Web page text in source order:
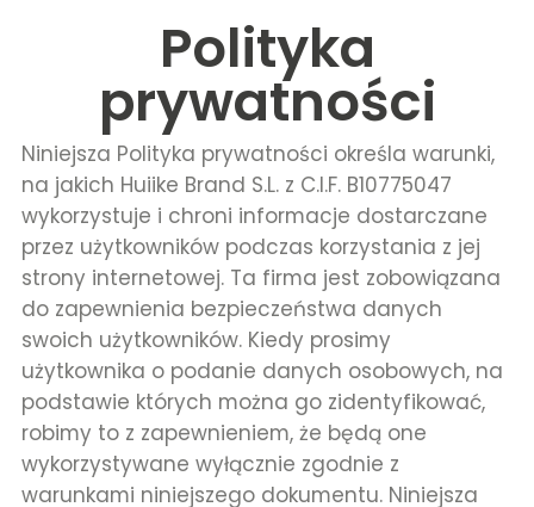
Polityka
prywatności
Niniejsza Polityka prywatności określa warunki,
na jakich Huiike Brand S.L. z C.I.F. B10775047
wykorzystuje i chroni informacje dostarczane
przez użytkowników podczas korzystania z jej
strony internetowej. Ta firma jest zobowiązana
do zapewnienia bezpieczeństwa danych
swoich użytkowników. Kiedy prosimy
użytkownika o podanie danych osobowych, na
podstawie których można go zidentyfikować,
robimy to z zapewnieniem, że będą one
wykorzystywane wyłącznie zgodnie z
warunkami niniejszego dokumentu. Niniejsza